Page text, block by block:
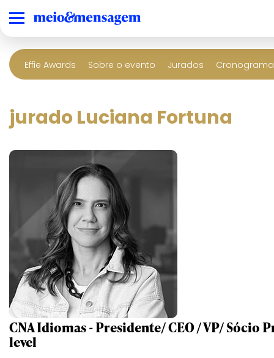
Effie Awards Sobre o evento Jurados
jurado Luciana Fortuna
CNA Idiomas - Presidente/ CEO / VP/ Sócio
level